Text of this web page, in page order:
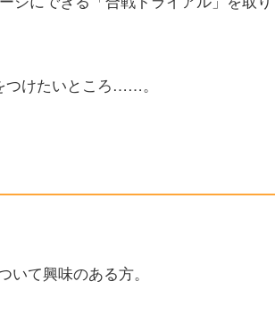
つけたいところ……。
いて興味のある方。